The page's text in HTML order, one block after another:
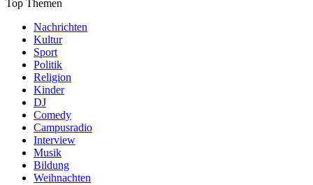
Top Themen
Nachrichten
Kultur
Sport
Politik
Religion
Kinder
DJ
Comedy
Campusradio
Interview
Musik
Bildung
Weihnachten